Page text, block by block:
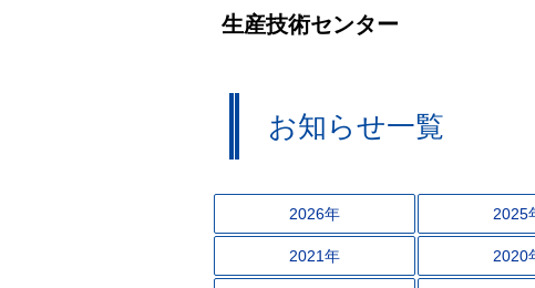
生産技術センター
お知らせ一覧
2026年 2025
2021年 2020